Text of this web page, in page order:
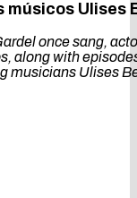
Ulises
once sang,
along with
musicians Ulises